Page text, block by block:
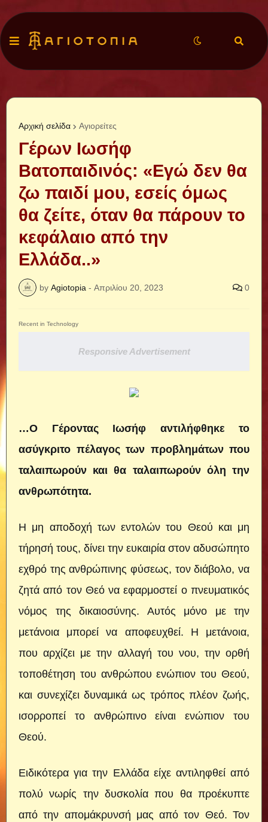
Αρχική σελίδα Αγιορείτες
Γέρων Ιωσήφ
Βατοπαιδινός: «Εγώ δεν θα
ζω παιδί μου, εσείς όμως
θα ζείτε, όταν θα πάρουν το
κεφάλαιο από την
Ελλάδα..»
by Agiotopia - Απριλίου 20, 2023 0
Recent in Technology
Responsive Advertisement
…Ο Γέροντας Ιωσήφ αντιλήφθηκε το
ασύγκριτο πέλαγος των προβλημάτων που
ταλαιπωρούν και θα ταλαιπωρούν όλη την
ανθρωπότητα.
Η μη αποδοχή των εντολών του Θεού και μη
τήρησή τους, δίνει την ευκαιρία στον αδυσώπητο
εχθρό της ανθρώπινης φύσεως, τον διάβολο, να
ζητά από τον Θεό να εφαρμοστεί ο πνευματικός
νόμος της δικαιοσύνης. Αυτός μόνο με την
μετάνοια μπορεί να αποφευχθεί. Η μετάνοια,
που αρχίζει με την αλλαγή του νου, την ορθή
τοποθέτηση του ανθρώπου ενώπιον του Θεού,
και συνεχίζει δυναμικά ως τρόπος πλέον ζωής,
ισορροπεί το ανθρώπινο είναι ενώπιον του
Θεού.
Ειδικότερα για την Ελλάδα είχε αντιληφθεί από
πολύ νωρίς την δυσκολία που θα προέκυπτε
από την απομάκρυνσή μας από τον Θεό. Τον